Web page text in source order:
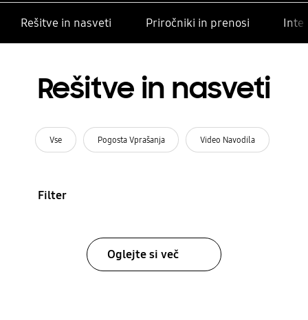
Rešitve in nasveti Priročniki in prenosi
Rešitve in nasveti
Vse Pogosta Vprašanja Video Navodila
Filter
Oglejte si več